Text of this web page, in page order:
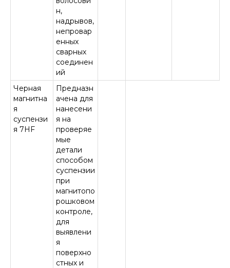
н,
надрывов,
непровар
енных
сварных
соединен
ий
Черная
магнитна
я
суспензи
я 7HF
Предназн
ачена для
нанесени
я на
проверяе
мые
детали
способом
суспензии
при
магнитопо
рошковом
контроле,
для
выявлени
я
поверхно
стных и